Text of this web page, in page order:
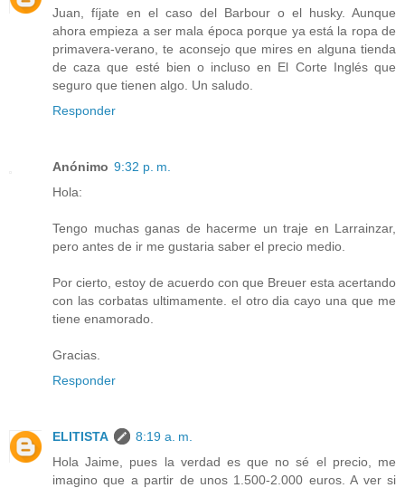
Juan, fíjate en el caso del Barbour o el husky. Aunque
ahora empieza a ser mala época porque ya está la ropa de
primavera-verano, te aconsejo que mires en alguna tienda
de caza que esté bien o incluso en El Corte Inglés que
seguro que tienen algo. Un saludo.
Responder
Anónimo 9:32 p. m.
Hola:
Tengo muchas ganas de hacerme un traje en Larrainzar,
pero antes de ir me gustaria saber el precio medio.
Por cierto, estoy de acuerdo con que Breuer esta acertando
con las corbatas ultimamente. el otro dia cayo una que me
tiene enamorado.
Gracias.
Responder
ELITISTA
8:19 a. m.
Hola Jaime, pues la verdad es que no sé el precio, me
imagino que a partir de unos 1.500-2.000 euros. A ver si